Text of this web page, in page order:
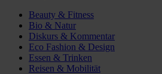
Beauty & Fitness
Bio & Natur
Diskurs & Kommentar
Eco Fashion & Design
Essen & Trinken
Reisen & Mobilität